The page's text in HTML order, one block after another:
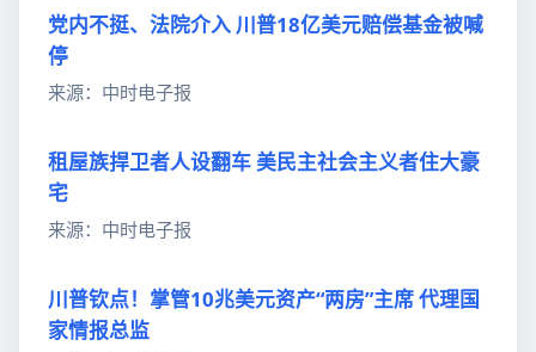
党内不挺、法院介入 川普18亿美元赔偿基金被喊
停
来源：中时电子报
租屋族捍卫者人设翻车 美民主社会主义者住大豪
宅
来源：中时电子报
川普钦点！掌管10兆美元资产“两房”主席 代理国
家情报总监